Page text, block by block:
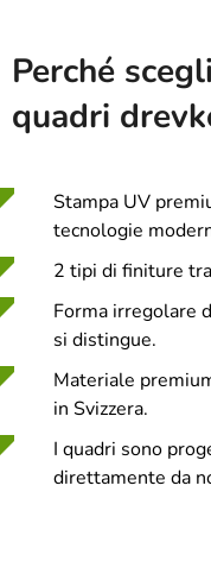
Perché
quadri
Stampa UV
tecnologie
2 tipi di finiture
Forma irregolare
si distingue.
Materiale
in Svizzera.
I quadri sono
direttamente da